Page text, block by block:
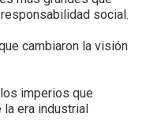
social.
cambiaron la visión
imperios que
era industrial